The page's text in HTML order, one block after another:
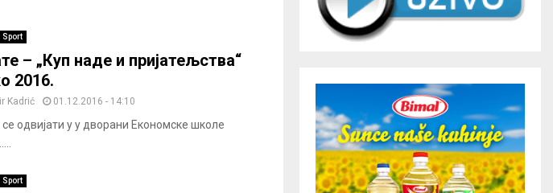
Sport
– „Куп наде и пријатељства“
2016.
Kadrić 01.12.2016 - 14:10
одвијати у у дворани Економске школе
Sport